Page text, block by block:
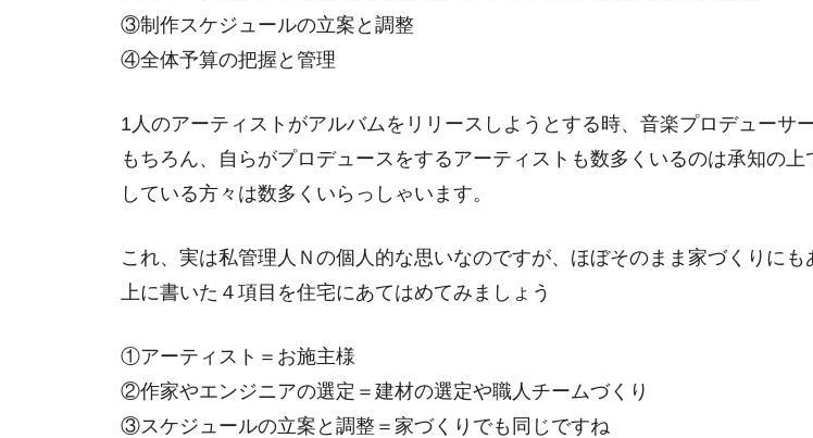
③制作スケジュールの立案と調整
④全体予算の把握と管理
1人のアーティストがアルバムをリリースしようとする時、音楽プロデューサ
もちろん、自らがプロデュースをするアーティストも数多くいるのは承知の
している方々は数多くいらっしゃいます。
これ、実は私管理人Ｎの個人的な思いなのですが、ほぼそのまま家づくりにも
上に書いた４項目を住宅にあてはめてみましょう
①アーティスト＝お施主様
②作家やエンジニアの選定＝建材の選定や職人チームづくり
③スケジュールの立案と調整＝家づくりでも同じですね